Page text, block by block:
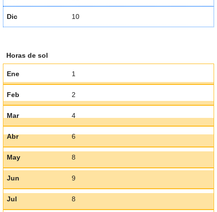
Dic 10
Horas de sol
Ene 1
Feb 2
Mar 4
Abr 6
May 8
Jun 9
Jul 8